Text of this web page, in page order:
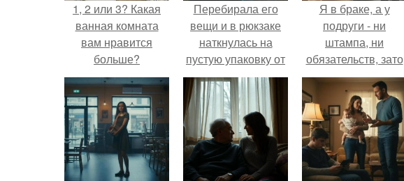
1, 2 или 3? Какая
ванная комната
вам нравится
больше?
Перебирала его
вещи и в рюкзаке
наткнулась на
пустую упаковку от
каких-то таблеток.
Я в браке, а у
подруги - ни
штампа, ни
обязательств, зато
ключи от новой
квартиры, которую
ей подарил
обеспеченный
мужчина.